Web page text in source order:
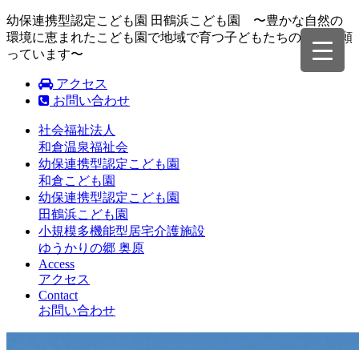
幼保連携型認定こども園 田鶴浜こども園 〜豊かな自然の
環境に恵まれたこども園で地域で育つ子どもたちの成長を願
っています〜
アクセス
お問い合わせ
社会福祉法人
和倉温泉福祉会
幼保連携型認定こども園
和倉こども園
幼保連携型認定こども園
田鶴浜こども園
小規模多機能型居宅介護施設
ゆうかりの郷 奥原
Access
アクセス
Contact
お問い合わせ